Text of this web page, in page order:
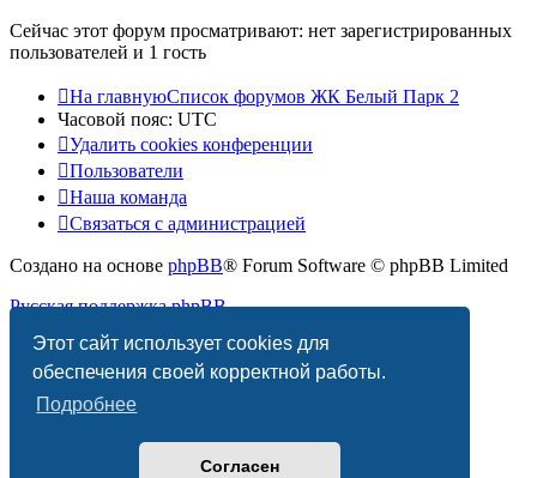
Этот сайт использует cookies для
обеспечения своей корректной работы.
Подробнее
Согласен
Сейчас этот форум просматривают: нет зарегистрированных
пользователей и 1 гость
На главнуюСписок форумов ЖК Белый Парк 2
Часовой пояс: UTC
Удалить cookies конференции
Пользователи
Наша команда
Связаться с администрацией
Создано на основе phpBB® Forum Software © phpBB Limited
Русская поддержка phpBB
PRIVACY_LINK |TERMS_LINK